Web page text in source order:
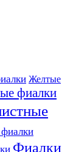
Желтые
фиалки
Фиалки